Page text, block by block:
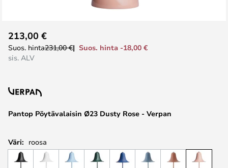
to
the
the
gallery
Pantop Pöytävalaisin Ø23 Dusty Rose - Verpan
213,00 €
Suos. hinta231,00 €
Suos. hinta -18,00 €
sis. ALV
Väri: roosa